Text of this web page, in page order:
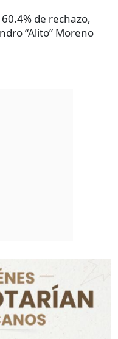
de rechazo,
“Alito” Moreno